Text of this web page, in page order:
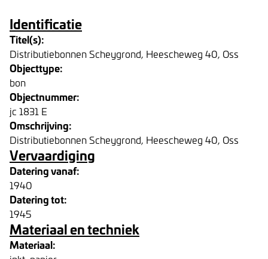
Identificatie
Titel(s):
Distributiebonnen Scheygrond, Heescheweg 40, Oss
Objecttype:
bon
Objectnummer:
jc 1831 E
Omschrijving:
Distributiebonnen Scheygrond, Heescheweg 40, Oss
Vervaardiging
Datering vanaf:
1940
Datering tot:
1945
Materiaal en techniek
Materiaal: